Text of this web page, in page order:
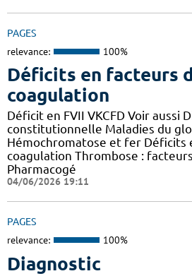
PAGES
relevance: 100%
Déficits en facteurs
coagulation
Déficit en FVII VKCFD Voir aussi
constitutionnelle Maladies du
Hémochromatose et fer Déficits
coagulation Thrombose :
Pharmacogé
04/06/2026 19:11
PAGES
relevance: 100%
Diagnostic